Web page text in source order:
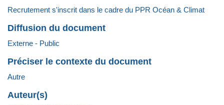
Recrutement s'inscrit dans le cadre du PPR Océan & Climat
Diffusion du document
Externe - Public
Préciser le contexte du document
Autre
Auteur(s)